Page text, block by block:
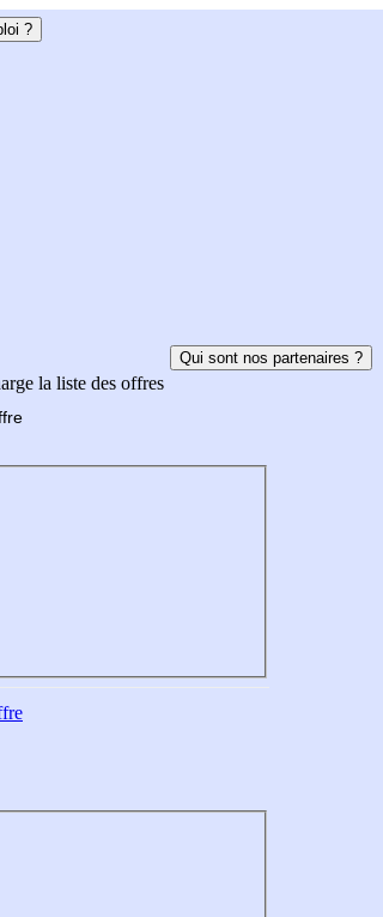
?
la liste des offres
Qui sont nos partenaires ?